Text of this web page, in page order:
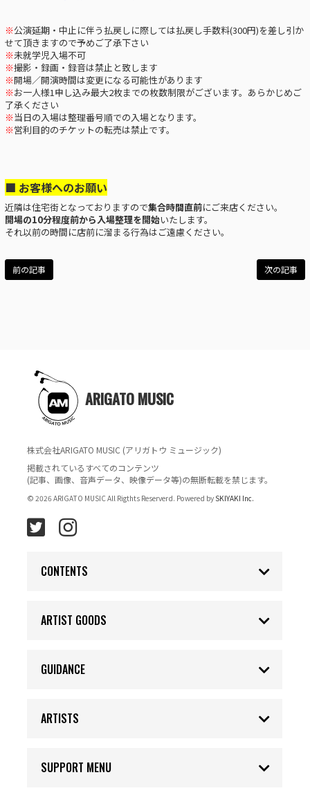
※公演延期・中止に伴う払戻しに際しては払戻し手数料(300円)を差し引か
せて頂きますので予めご了承下さい
※未就学児入場不可
※撮影・録画・録音は禁止と致します
※開場／開演時間は変更になる可能性があります
※お一人様1申し込み最大2枚までの枚数制限がございます。あらかじめご
了承ください
※当日の入場は整理番号順での入場となります。
※営利目的のチケットの転売は禁止です。
■ お客様へのお願い
近隣は住宅街となっておりますので集合時間直前にご来店ください。
開場の10分程度前から入場整理を開始いたします。
それ以前の時間に店前に溜まる行為はご遠慮ください。
次の記事
前の記事
ARIGATO MUSIC
株式会社ARIGATO MUSIC (アリガトウ ミュージック)
掲載されているすべてのコンテンツ
(記事、画像、音声データ、映像データ等)の無断転載を禁じます。
© 2026 ARIGATO MUSIC All Rigthts Reserverd. Powered by SKIYAKI Inc.
CONTENTS
ARTIST GOODS
GUIDANCE
ARTISTS
SUPPORT MENU